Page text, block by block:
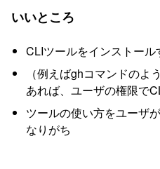
いいところ
CLIツールをインストー
（例えばghコマンドのよ
あれば、ユーザの権限で
ツールの使い方をユーザ
なりがち